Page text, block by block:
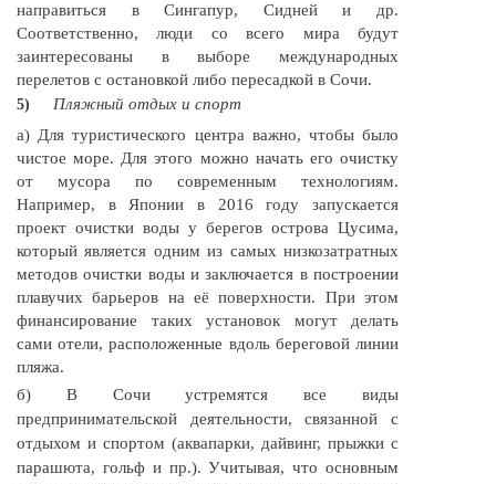
направиться в Сингапур, Сидней и др.
Соответственно, люди со всего мира будут
заинтересованы в выборе международных
перелетов с остановкой либо пересадкой в Сочи.
5)
Пляжный отдых и спорт
а) Для туристического центра важно, чтобы было
чистое море. Для этого можно начать его очистку
от мусора по современным технологиям.
Например, в Японии в 2016 году запускается
проект очистки воды у берегов острова Цусима,
который является одним из самых низкозатратных
методов очистки воды и заключается в построении
плавучих барьеров на её поверхности. При этом
финансирование таких установок могут делать
сами отели, расположенные вдоль береговой линии
пляжа.
б) В Сочи устремятся все виды
предпринимательской деятельности, связанной с
отдыхом и спортом (аквапарки, дайвинг, прыжки с
парашюта, гольф и пр.). Учитывая, что основным